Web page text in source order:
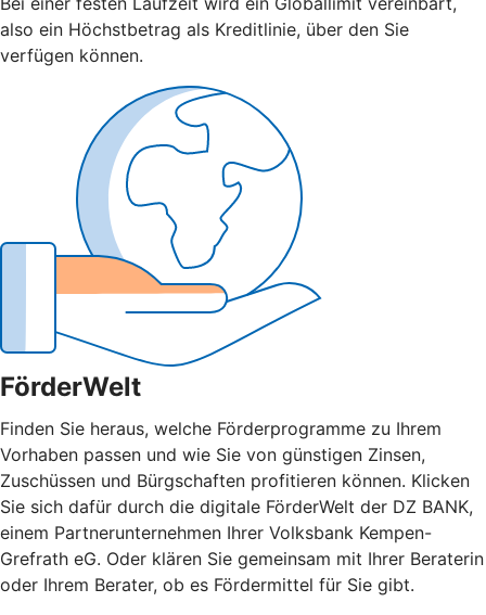
also ein Höchstbetrag als Kreditlinie, über den Sie
verfügen können.
FörderWelt
Finden Sie heraus, welche Förderprogramme zu Ihrem
Vorhaben passen und wie Sie von günstigen Zinsen,
Zuschüssen und Bürgschaften profitieren können. Klicken
Sie sich dafür durch die digitale FörderWelt der DZ BANK,
einem Partnerunternehmen Ihrer Volksbank Kempen-
Grefrath eG. Oder klären Sie gemeinsam mit Ihrer Beraterin
oder Ihrem Berater, ob es Fördermittel für Sie gibt.